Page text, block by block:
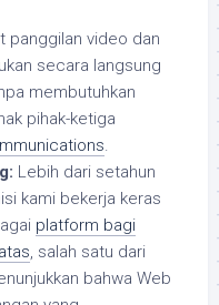
panggilan video dan
secara langsung
membutuhkan
pihak-ketiga
.
Lebih dari setahun
kami bekerja keras
platform bagi
, salah satu dari
bahwa Web